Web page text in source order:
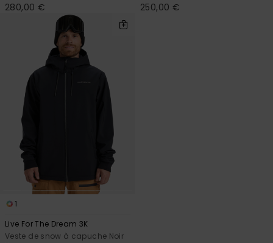
280,00 € 250,00 €
1
Live For The Dream 3K
Veste de snow à capuche Noir